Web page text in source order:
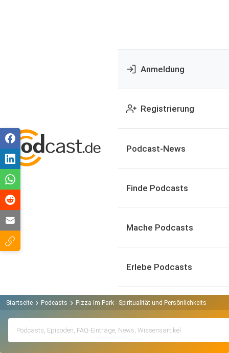
Anmeldung
Registrierung
Podcast-News
Finde Podcasts
Mache Podcasts
Erlebe Podcasts
Startseite Podcasts Pizza im Park - Spiritualität und